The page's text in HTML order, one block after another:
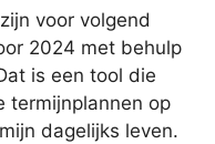
voor volgend
2024 met behulp
is een tool die
termijnplannen op
dagelijks leven.